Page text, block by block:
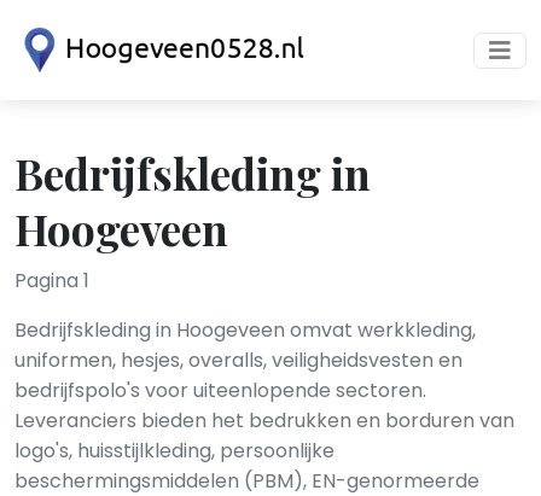
Bedrijfskleding in
Hoogeveen
Pagina 1
Bedrijfskleding in Hoogeveen omvat werkkleding,
uniformen, hesjes, overalls, veiligheidsvesten en
bedrijfspolo's voor uiteenlopende sectoren.
Leveranciers bieden het bedrukken en borduren van
logo's, huisstijlkleding, persoonlijke
beschermingsmiddelen (PBM), EN-genormeerde